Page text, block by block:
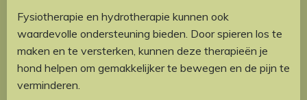
Fysiotherapie en hydrotherapie kunnen ook
waardevolle ondersteuning bieden. Door spieren los te
maken en te versterken, kunnen deze therapieën je
hond helpen om gemakkelijker te bewegen en de pijn te
verminderen.